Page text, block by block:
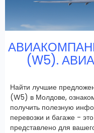
(W5).
Найти лучшие
(W5) в Молдове,
получить полезную
перевозки и багаже -
представлено для